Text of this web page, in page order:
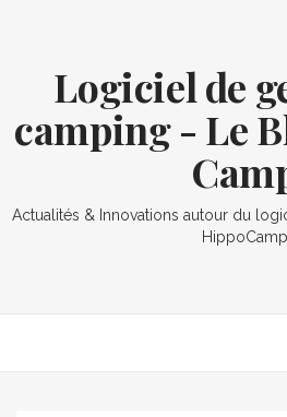
Logiciel de
camping - Le
Actualités & Innovations autour du
HippoCamp